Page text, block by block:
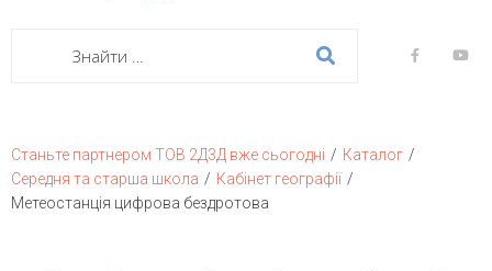
Станьте партнером ТОВ 2Д3Д вже сьогодні / Каталог /
Середня та старша школа / Кабінет географії /
Метеостанція цифрова бездротова